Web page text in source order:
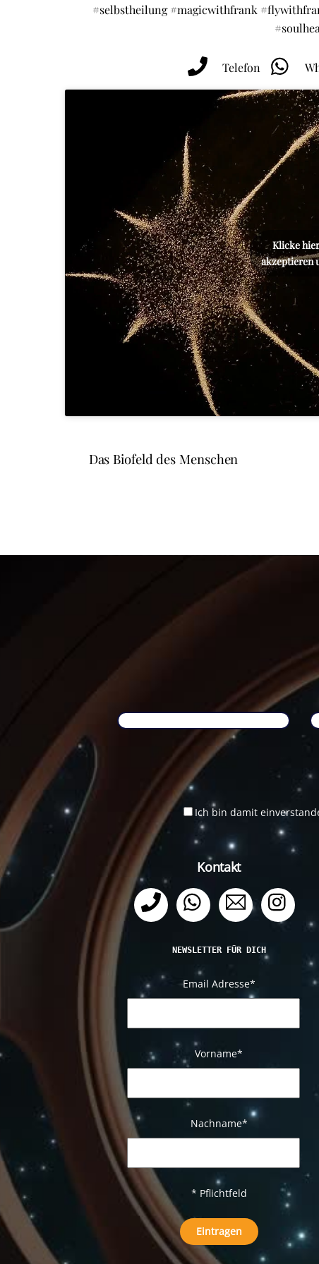
#selbstheilung #magicwithfrank
Telefon
Klicke
akzeptieren
Das Biofeld des Menschen
Ich bin damit
Kontakt
Telefon WhatsApp Email
NEWSLETTER FÜR DICH
Email Adresse*
Vorname*
Nachname*
* Pflichtfeld